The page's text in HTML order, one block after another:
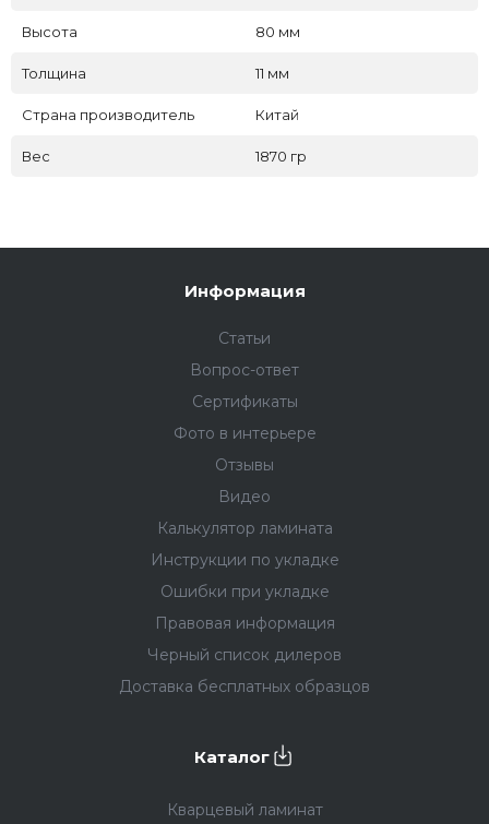
Высота 80 мм
Толщина 11 мм
Страна производитель Китай
Вес 1870 гр
Информация
Статьи
Вопрос-ответ
Сертификаты
Фото в интерьере
Отзывы
Видео
Калькулятор ламината
Инструкции по укладке
Ошибки при укладке
Правовая информация
Черный список дилеров
Доставка бесплатных образцов
Каталог
Кварцевый ламинат